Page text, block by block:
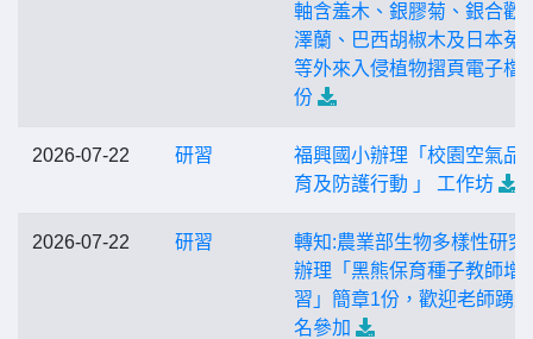
軸含羞木、銀膠菊、銀合歡
澤蘭、巴西胡椒木及日本菟
等外來入侵植物摺頁電子檔
份
2026-07-22 研習
福興國小辦理「校園空氣品
育及防護行動 」 工作坊
2026-07-22 研習
轉知:農業部生物多樣性研究
辦理「黑熊保育種子教師增
習」簡章1份，歡迎老師踴
名參加